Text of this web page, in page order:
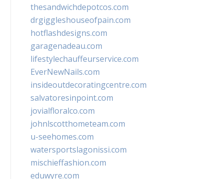
thesandwichdepotcos.com
drgiggleshouseofpain.com
hotflashdesigns.com
garagenadeau.com
lifestylechauffeurservice.com
EverNewNails.com
insideoutdecoratingcentre.com
salvatoresinpoint.com
jovialfloralco.com
johnlscotthometeam.com
u-seehomes.com
watersportslagonissi.com
mischieffashion.com
eduwyre.com